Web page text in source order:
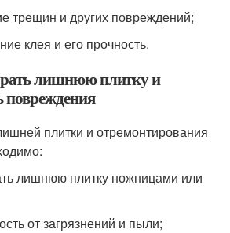
трещин и других повреждений;
клея и его прочность.
лишнюю плитку и
повреждения
плитки и отремонтирования
лишнюю плитку ножницами или
от загрязнений и пыли;